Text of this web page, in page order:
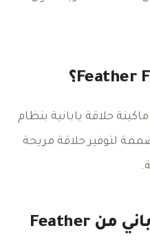
حلاقة يابانية بنظام
لتوفير حلاقة مريحة